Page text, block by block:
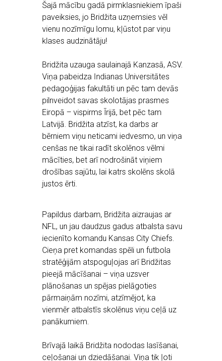
Šajā mācību gadā pirmklasniekiem īpaši
paveiksies, jo Bridžita uzņemsies vēl
vienu nozīmīgu lomu, kļūstot par viņu
klases audzinātāju!
Bridžita uzauga saulainajā Kanzasā, ASV.
Viņa pabeidza Indianas Universitātes
pedagoģijas fakultāti un pēc tam devās
pilnveidot savas skolotājas prasmes
Eiropā – vispirms Īrijā, bet pēc tam
Latvijā. Bridžita atzīst, ka darbs ar
bērniem viņu neticami iedvesmo, un viņa
cenšas ne tikai radīt skolēnos vēlmi
mācīties, bet arī nodrošināt viņiem
drošības sajūtu, lai katrs skolēns skolā
justos ērti.
Papildus darbam, Bridžita aizraujas ar
NFL, un jau daudzus gadus atbalsta savu
iecienīto komandu Kansas City Chiefs.
Cieņa pret komandas spēli un futbola
stratēģijām atspoguļojas arī Bridžitas
pieejā mācīšanai – viņa uzsver
plānošanas un spējas pielāgoties
pārmaiņām nozīmi, atzīmējot, ka
vienmēr atbalstīs skolēnus viņu ceļā uz
panākumiem.
Brīvajā laikā Bridžita nododas lasīšanai,
ceļošanai un dziedāšanai. Viņa tik ļoti